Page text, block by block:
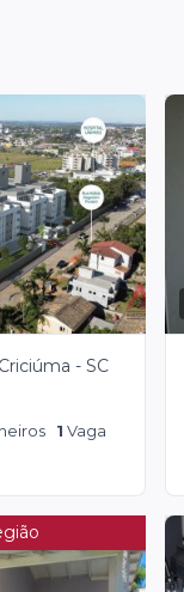
- SC
1 Vaga